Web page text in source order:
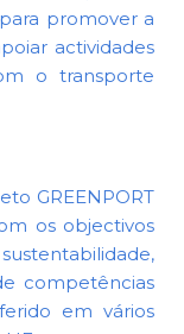
promover a
actividades
o transporte
GREENPORT
os objectivos
competências
em vários